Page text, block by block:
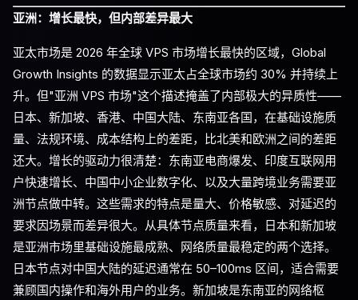
亚洲：增长最快，但内部差异最大
亚太市场是 2026 年全球 VPS 市场增长最快的区域，Global
Growth Insights 的数据显示亚太占全球市场约 30% 并持续上
升。但"亚洲 VPS 市场"这个描述掩盖了内部极大的异质性——
日本、新加坡、香港、中国大陆、东南亚各国，在基础设施质
量、法规环境、成本结构上的差距，比北美和欧洲之间的差距
还大。增长的驱动力很清楚：东南亚电商爆发、印度互联网用
户快速增长、中国中小企业数字化、以及大量跨境业务需要亚
洲节点做中转。这些需求的特点是量大、价格敏感、对延迟的
要求因场景而差异很大。从具体节点质量来看，日本和新加坡
是亚洲市场里基础设施最成熟、网络质量最稳定的两个选择。
日本节点对中国大陆的延迟通常在 50–100ms 区间，适合需要
兼顾国内操作和海外用户的业务。新加坡是东南亚的网络枢